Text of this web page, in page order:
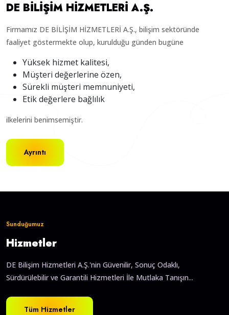
DE BİLİŞİM HİZMETLERİ A.Ş.
Firmamız DE BİLİŞİM HİZMETLERİ A.Ş., bilişim sektöründe
faaliyet göstermekte olup, kurulduğu günden bugüne
Yüksek hizmet kalitesi,
Müşteri değerlerine özen,
Sürekli müşteri memnuniyeti,
Etik değerlere bağlılık
ilkelerini benimsemiştir.
Ayrıntı
Sunduğumuz
Hizmetler
DE Bilişim Hizmetleri A.Ş.'nin Güvenilir, Sonuç Odaklı,
Sürdürülebilir ve Garantili Hizmetleri İle Mutlaka Tanışın...
Tüm Hizmetler